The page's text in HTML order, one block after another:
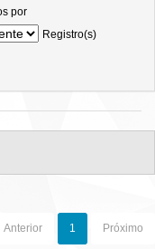
por
Registro(s)
Anterior 1 Próximo